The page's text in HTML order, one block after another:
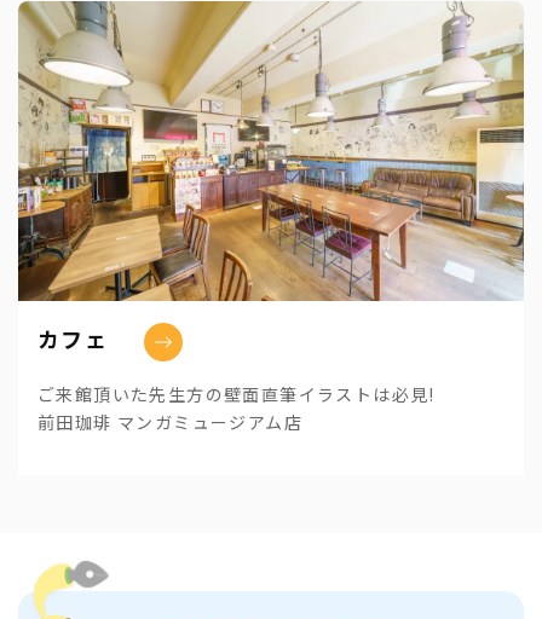
カフェ
ご来館頂いた先生方の壁面直筆イラストは必見!
前田珈琲 マンガミュージアム店